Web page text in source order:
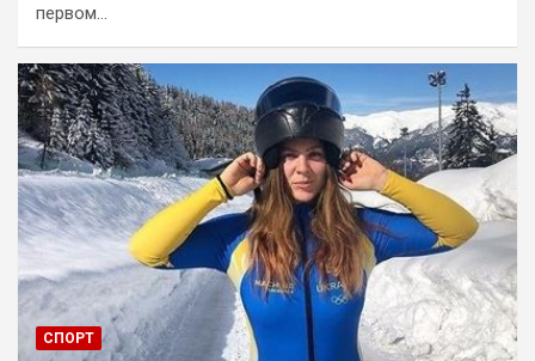
первом…
СПОРТ